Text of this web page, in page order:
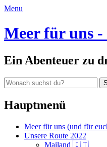
E-
Adresse:
Menu
Meer für uns
Ein Abenteuer zu
Suche
nach:
Hauptmenü
Zum
Inhalt
Meer für uns (und für
Unsere Route 2022
Mailand 🇮🇹